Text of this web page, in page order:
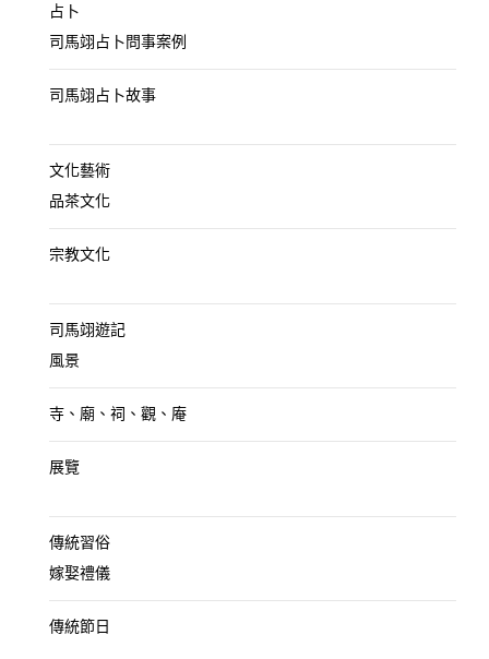
占卜
司馬翊占卜問事案例
司馬翊占卜故事
文化藝術
品茶文化
宗教文化
司馬翊遊記
風景
寺、廟、祠、觀、庵
展覽
傳統習俗
嫁娶禮儀
傳統節日